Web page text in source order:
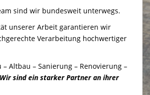
sind wir bundesweit unterwegs.
unserer Arbeit garantieren wir
Verarbeitung hochwertiger
– Altbau – Sanierung – Renovierung –
Wir sind ein starker Partner an ihrer